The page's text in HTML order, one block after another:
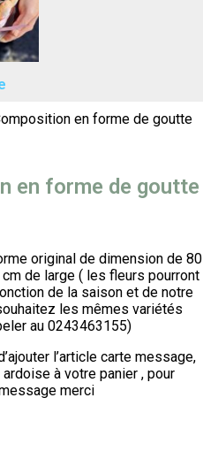
en forme de goutte
en forme de goutte
original de dimension de 80
de large ( les fleurs pourront
de la saison et de notre
les mêmes variétés
au 0243463155)
l’article carte message,
à votre panier , pour
merci